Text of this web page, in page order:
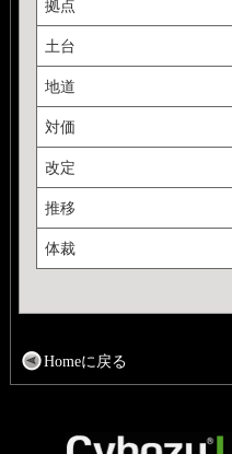
拠点
土台
地道
対価
改定
推移
体裁
Homeに戻る